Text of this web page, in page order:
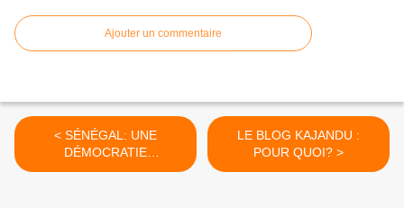
Ajouter un commentaire
< SÉNÉGAL: UNE
DÉMOCRATIE
DYSFONCTIONNELLE
LE BLOG KAJANDU :
POUR QUOI? >